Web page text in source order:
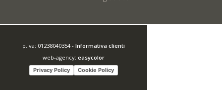
p.iva: 01238040354 - Informativa clienti
web-agency: easycolor
Privacy Policy Cookie Policy